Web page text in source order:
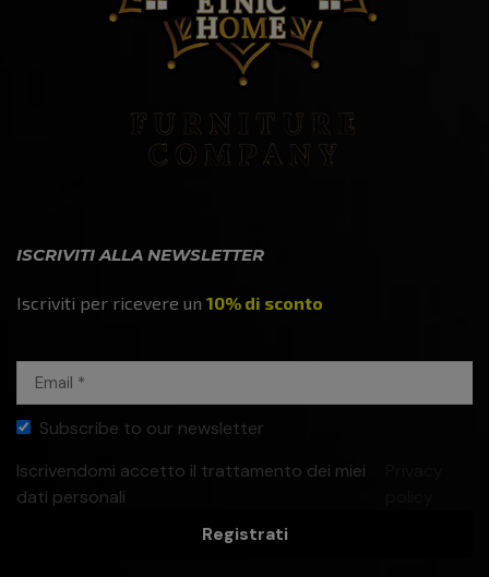
ISCRIVITI ALLA NEWSLETTER
Iscriviti per ricevere un 10% di sconto
Subscribe to our newsletter
Iscrivendomi accetto il trattamento dei miei
dati personali
Registrati